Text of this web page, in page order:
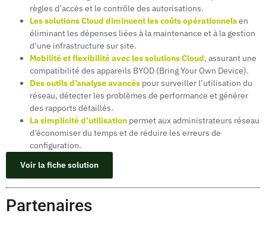
règles d’accès et le contrôle des autorisations.
Les solutions Cloud diminuent les coûts opérationnelsen
éliminant les dépenses liées à la maintenance et à la gestion
d’une infrastructure sur site.
Mobilité et flexibilité avec les solutions Cloud, assurant une
compatibilité des appareils BYOD (Bring Your Own Device).
Des outils d’analyse avancés pour surveiller l’utilisation du
réseau, détecter les problèmes de performance et générer
des rapports détaillés.
La simplicité d’utilisation permet aux administrateurs réseau
d’économiser du temps et de réduire les erreurs de
configuration.
Voir la fiche solution
Partenaires